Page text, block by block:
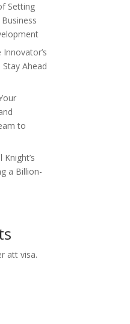
Setting
Ahead
to
a Billion-
att visa.